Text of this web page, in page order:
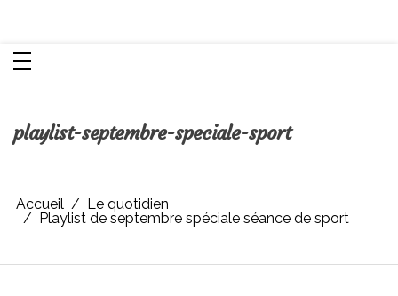
playlist-septembre-speciale-sport
Accueil
Le quotidien
Playlist de septembre spéciale séance de sport